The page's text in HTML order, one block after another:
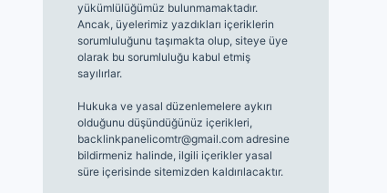
yükümlülüğümüz bulunmamaktadır.
Ancak, üyelerimiz yazdıkları içeriklerin
sorumluluğunu taşımakta olup, siteye üye
olarak bu sorumluluğu kabul etmiş
sayılırlar.
Hukuka ve yasal düzenlemelere aykırı
olduğunu düşündüğünüz içerikleri,
backlinkpanelicomtr@gmail.comadresine
bildirmeniz halinde, ilgili içerikler yasal
süre içerisinde sitemizden kaldırılacaktır.